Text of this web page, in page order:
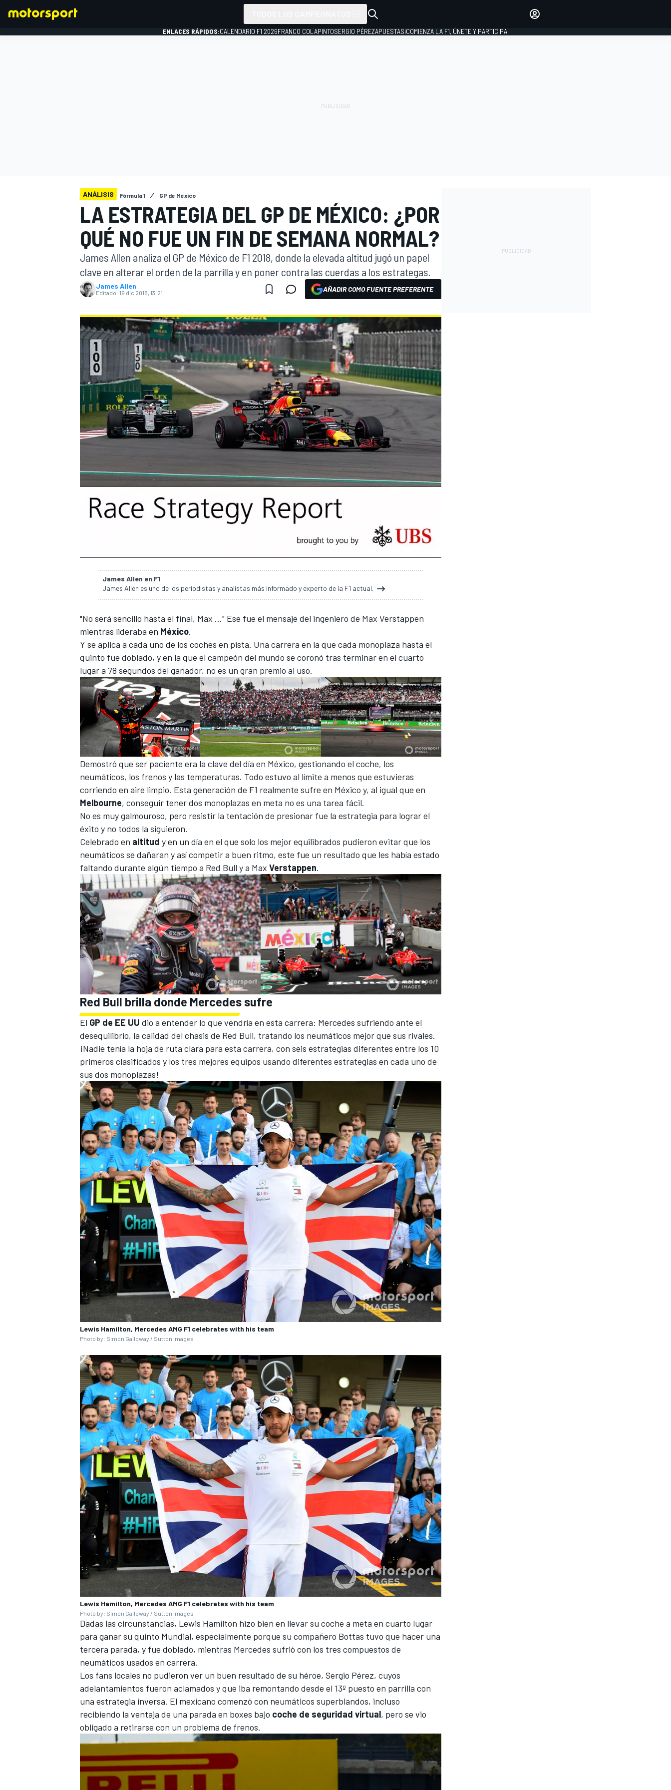
INDYCAR
MOTOGP
FÓRMULA E
WRC
MÁS CATEGORÍAS
INICIAR SESIÓN
ENLACES RÁPIDOS:CALENDARIO F1 2026FRANCO COLAPINTOSERGIO PÉREZAPUESTAS¡COMIENZA LA F1, ÚNETE Y PARTICIPA!
ANÁLISIS Fórmula 1 GP de México
LA ESTRATEGIA DEL GP DE MÉXICO: ¿POR
QUÉ NO FUE UN FIN DE SEMANA NORMAL?
James Allen analiza el GP de México de F1 2018, donde la elevada altitud jugó un papel
clave en alterar el orden de la parrilla y en poner contra las cuerdas a los estrategas.
James Allen
Editado: 19 dic 2018, 13:21 AÑADIR COMO FUENTE PREFERENTE
James Allen en F1
James Allen es uno de los periodistas y analistas más informado y experto de la F1 actual.
"No será sencillo hasta el final, Max ..." Ese fue el mensaje del ingeniero de Max Verstappen
mientras lideraba en México.
Y se aplica a cada uno de los coches en pista. Una carrera en la que cada monoplaza hasta el
quinto fue doblado, y en la que el campeón del mundo se coronó tras terminar en el cuarto
lugar a 78 segundos del ganador, no es un gran premio al uso.
Demostró que ser paciente era la clave del día en México, gestionando el coche, los
neumáticos, los frenos y las temperaturas. Todo estuvo al límite a menos que estuvieras
corriendo en aire limpio. Esta generación de F1 realmente sufre en México y, al igual que en
Melbourne, conseguir tener dos monoplazas en meta no es una tarea fácil.
No es muy galmouroso, pero resistir la tentación de presionar fue la estrategia para lograr el
éxito y no todos la siguieron.
Celebrado en altitud y en un día en el que solo los mejor equilibrados pudieron evitar que los
neumáticos se dañaran y así competir a buen ritmo, este fue un resultado que les había estado
faltando durante algún tiempo a Red Bull y a Max Verstappen.
Red Bull brilla donde Mercedes sufre
El GP de EE UU dio a entender lo que vendría en esta carrera: Mercedes sufriendo ante el
desequilibrio, la calidad del chasis de Red Bull, tratando los neumáticos mejor que sus rivales.
¡Nadie tenía la hoja de ruta clara para esta carrera, con seis estrategias diferentes entre los 10
primeros clasificados y los tres mejores equipos usando diferentes estrategias en cada uno de
sus dos monoplazas!
Lewis Hamilton, Mercedes AMG F1 celebrates with his team
Photo by: Simon Galloway / Sutton Images
Lewis Hamilton, Mercedes AMG F1 celebrates with his team
Photo by: Simon Galloway / Sutton Images
Dadas las circunstancias, Lewis Hamilton hizo bien en llevar su coche a meta en cuarto lugar
para ganar su quinto Mundial, especialmente porque su compañero Bottas tuvo que hacer una
tercera parada, y fue doblado, mientras Mercedes sufrió con los tres compuestos de
neumáticos usados en carrera.
Los fans locales no pudieron ver un buen resultado de su héroe, Sergio Pérez, cuyos
adelantamientos fueron aclamados y que iba remontando desde el 13º puesto en parrilla con
una estrategia inversa. El mexicano comenzó con neumáticos superblandos, incluso
recibiendo la ventaja de una parada en boxes bajo coche de seguridad virtual, pero se vio
obligado a retirarse con un problema de frenos.